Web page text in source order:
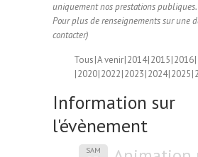
uniquement nos prestations publiques.
Pour plus de renseignements sur une
contacter)
Tous A venir 2014 2015 2016
2020 2022 2023 2024 2025
Information sur
l'évènement
SAM